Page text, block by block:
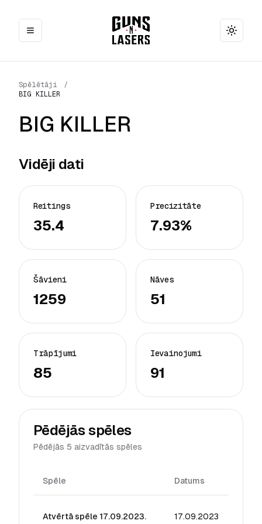
Toggle
Spēlētāji
/
BIG KILLER
BIG KILLER
Vidēji dati
Reitings
35.4
Precizitāte
7.93%
Šāvieni
1259
Nāves
51
Trāpījumi
85
Ievainojumi
91
Pēdējās spēles
Pēdējās 5 aizvadītās spēles
Spēle Datums
Atvērtā spēle 17.09.2023. 17.09.2023